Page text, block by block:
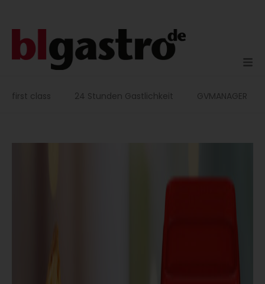
first class 24 Stunden Gastlichkeit GVMANAGER